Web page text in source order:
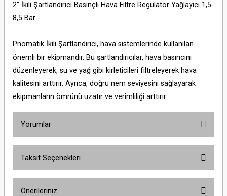
2" İkili Şartlandırıcı Basınçlı Hava Filtre Regülatör Yağlayıcı 1,5-
8,5 Bar
Pnömatik İkili Şartlandırıcı, hava sistemlerinde kullanılan
önemli bir ekipmandır. Bu şartlandırıcılar, hava basıncını
düzenleyerek, su ve yağ gibi kirleticileri filtreleyerek hava
kalitesini arttırır. Ayrıca, doğru nem seviyesini sağlayarak
ekipmanların ömrünü uzatır ve verimliliği arttırır.
Yorumlar
Taksit Seçenekleri
Önerileriniz